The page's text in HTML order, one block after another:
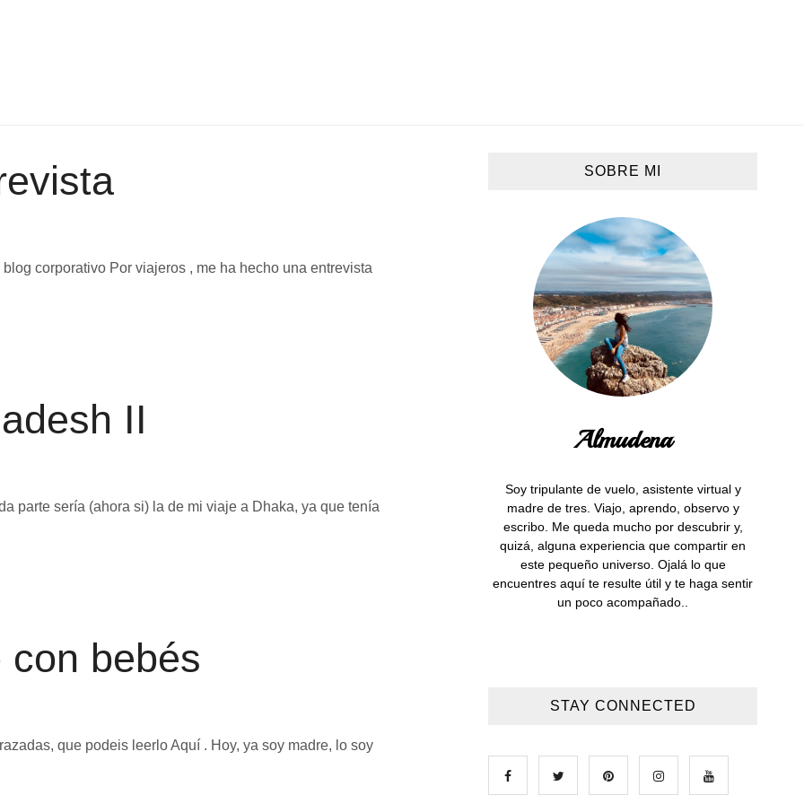
corporativo Por viajeros , me ha hecho una entrevista
II
parte sería (ahora si) la de mi viaje a Dhaka, ya que tenía
con bebés
que podeis leerlo Aquí . Hoy, ya soy madre, lo soy
SOBRE MI
Almudena
Soy tripulante de vuelo, asistente virtual y
madre de tres. Viajo, aprendo, observo y
escribo. Me queda mucho por descubrir y,
quizá, alguna experiencia que compartir en
este pequeño universo. Ojalá lo que
encuentres aquí te resulte útil y te haga sentir
un poco acompañado..
STAY CONNECTED